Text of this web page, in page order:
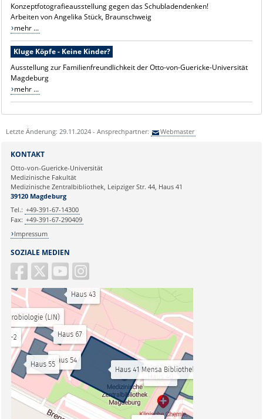
Konzeptfotografieausstellung gegen das Schubladendenken!
Arbeiten von Angelika Stück, Braunschweig
mehr ...
Kluge Köpfe - Keine Kinder?
Ausstellung zur Familienfreundlichkeit der Otto-von-Guericke-Universität
Magdeburg
mehr ...
Letzte Änderung: 29.11.2024 - Ansprechpartner: Webmaster
SOZIALE MEDIEN
KONTAKT
Otto-von-Guericke-Universität
Medizinische Fakultät
Medizinische Zentralbibliothek, Leipziger Str. 44, Haus 41
39120 Magdeburg
Tel.: +49-391-67-14300
Fax: +49-391-67-290409
Impressum